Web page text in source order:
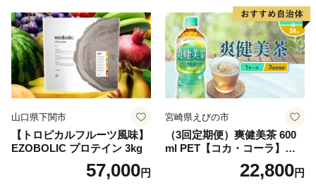
産 シリカ ミネラル 美容 備蓄
防災 長期保存 富士山 山梨県
忍野村
山口県下関市
【トロピカルフルーツ風味】
EZOBOLIC プロテイン 3kg
57,000円
宮崎県えびの市
（3回定期便）爽健美茶 600
ml PET【コカ・コーラ】ペ
ットボトル 1ケース(24本) 定
期便 3回(72本) セット お茶
22,800円